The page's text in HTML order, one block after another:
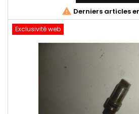
 Derniers articles
Exclusivité web